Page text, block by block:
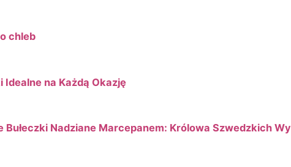
chleb
Idealne na Każdą Okazję
Bułeczki Nadziane Marcepanem: Królowa Szwedzkich